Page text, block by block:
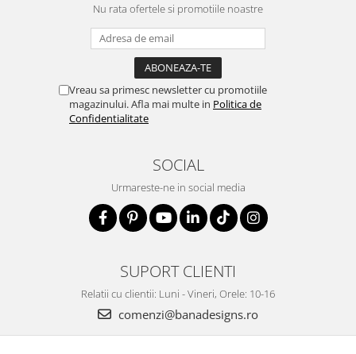
Nu rata ofertele si promotiile noastre
Vreau sa primesc newsletter cu promotiile
magazinului. Afla mai multe in Politica de
Confidentialitate
SOCIAL
Urmareste-ne in social media
SUPORT CLIENTI
Relatii cu clientii: Luni - Vineri, Orele: 10-16
comenzi@banadesigns.ro